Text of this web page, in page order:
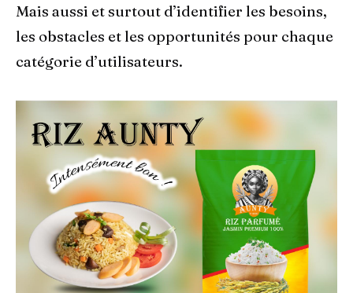
Mais aussi et surtout d’identifier les besoins,
les obstacles et les opportunités pour chaque
catégorie d’utilisateurs.